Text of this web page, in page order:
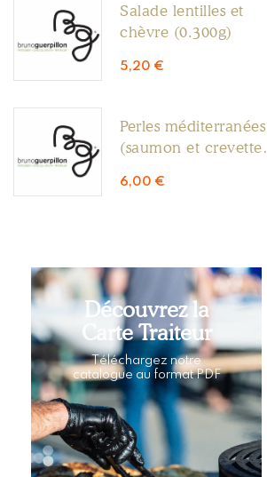
Salade lentilles et
chèvre (0.300g)
5,20 €
Perles méditerranées
(saumon et crevettes
6,00 €
Découvrez la
Carte Traiteur
Téléchargez notre
catalogue au format PDF